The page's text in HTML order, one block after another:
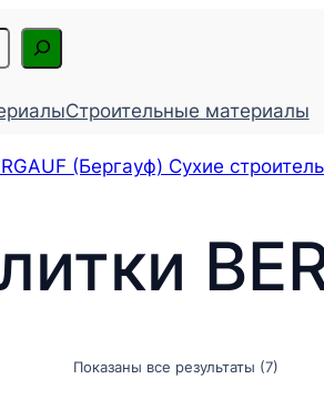
Строительные материалы
(Бергауф) Сухие
Показаны все результаты (7)